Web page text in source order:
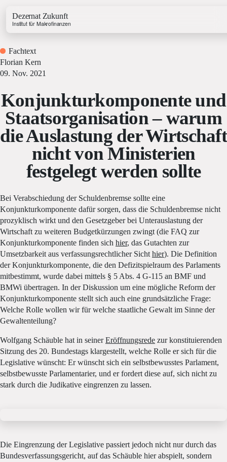
Dezernat Zukunft
Institut für Makrofinanzen
Growth & Budget Lab
Energy Lab
Business Lab
Price Lab
Haushaltstracker
Fachtext
Florian Kern
09. Nov. 2021
Konjunkturkomponente und
Staatsorganisation – warum
die Auslastung der Wirtschaft
nicht von Ministerien
festgelegt werden sollte
Bei Verabschiedung der Schuldenbremse sollte eine
Konjunkturkomponente dafür sorgen, dass die Schuldenbremse nicht
prozyklisch wirkt und den Gesetzgeber bei Unterauslastung der
Wirtschaft zu weiteren Budgetkürzungen zwingt (die FAQ zur
Konjunkturkomponente finden sich hier, das Gutachten zur
Umsetzbarkeit aus verfassungsrechtlicher Sichthier). Die Definition
der Konjunkturkomponente, die den Defizitspielraum des Parlaments
mitbestimmt, wurde dabei mittels § 5 Abs. 4 G-115 an BMF und
BMWi übertragen. In der Diskussion um eine mögliche Reform der
Konjunkturkomponente stellt sich auch eine grundsätzliche Frage:
Welche Rolle wollen wir für welche staatliche Gewalt im Sinne der
Gewaltenteilung?
Wolfgang Schäuble hat in seinerEröffnungsrede zur konstituierenden
Sitzung des 20. Bundestags klargestellt, welche Rolle er sich für die
Legislative wünscht: Er wünscht sich ein selbstbewusstes Parlament,
selbstbewusste Parlamentarier, und er fordert diese auf, sich nicht zu
stark durch die Judikative eingrenzen zu lassen.
Die Eingrenzung der Legislative passiert jedoch nicht nur durch das
Bundesverfassungsgericht, auf das Schäuble hier abspielt, sondern